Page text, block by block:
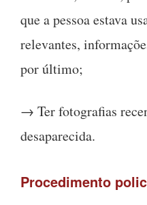
que a pessoa estava
relevantes,
por último;
→ Ter fotografias
desaparecida.
Procedimento